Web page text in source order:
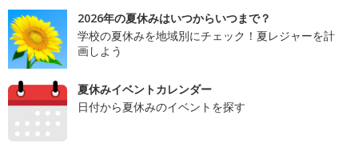
2026年の夏休みはいつからいつまで？
学校の夏休みを地域別にチェック！夏レジャーを計
画しよう
夏休みイベントカレンダー
日付から夏休みのイベントを探す